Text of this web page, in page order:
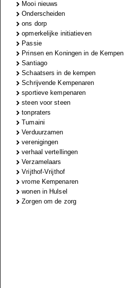
Mooi nieuws
Onderscheiden
ons dorp
opmerkelijke initiatieven
Passie
Prinsen en Koningen in de Kempen
Santiago
Schaatsers in de kempen
Schrijvende Kempenaren
sportieve kempenaren
steen voor steen
tonpraters
Tumaini
Verduurzamen
verenigingen
verhaal vertellingen
Verzamelaars
Vrijthof-Vrijthof
vrome Kempenaren
wonen in Hulsel
Zorgen om de zorg